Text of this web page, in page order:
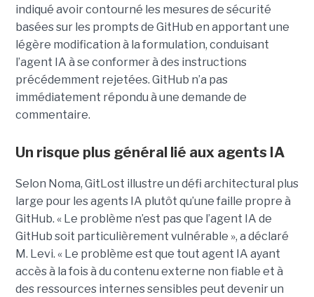
indiqué avoir contourné les mesures de sécurité
basées sur les prompts de GitHub en apportant une
légère modification à la formulation, conduisant
l’agent IA à se conformer à des instructions
précédemment rejetées. GitHub n’a pas
immédiatement répondu à une demande de
commentaire.
Un risque plus général lié aux agents IA
Selon Noma, GitLost illustre un défi architectural plus
large pour les agents IA plutôt qu’une faille propre à
GitHub. « Le problème n’est pas que l’agent IA de
GitHub soit particulièrement vulnérable », a déclaré
M. Levi. « Le problème est que tout agent IA ayant
accès à la fois à du contenu externe non fiable et à
des ressources internes sensibles peut devenir un